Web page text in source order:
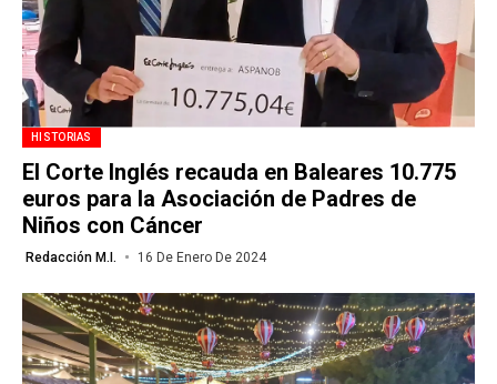
HISTORIAS
El Corte Inglés recauda en Baleares 10.775
euros para la Asociación de Padres de
Niños con Cáncer
Redacción M.I. 16 De Enero De 2024